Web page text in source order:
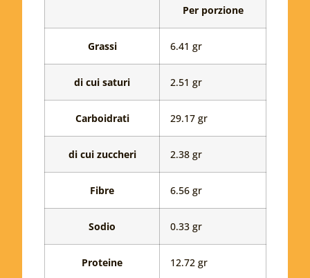
cui
riportati
valori
Per porzione
Grassi 6.41 gr
Grassi
di cui saturi 2.51 gr
Carboidrati 29.17 gr
Carboidrati
di cui zuccheri 2.38 gr
Fibre 6.56 gr
Sodio 0.33 gr
Proteine 12.72 gr